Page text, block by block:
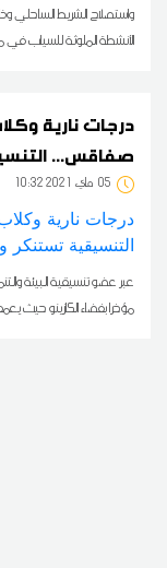
واستصلاح الشريط الساحلي
الأنشطة الملوثة للسياب
درجات نارية
صفاقس...
05 10:32 2021 ماي
عبر عضو تنسيقية البيئة
مؤخرا بفضاء الكازينو حيث